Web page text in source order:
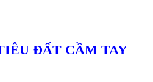
ĐẤT CẦM TAY